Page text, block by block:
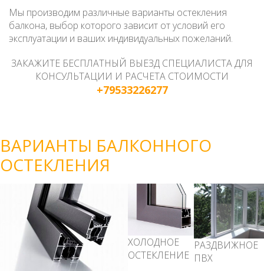
Мы производим различные варианты остекления
балкона, выбор которого зависит от условий его
эксплуатации и ваших индивидуальных пожеланий.
ЗАКАЖИТЕ БЕСПЛАТНЫЙ ВЫЕЗД СПЕЦИАЛИСТА ДЛЯ
КОНСУЛЬТАЦИИ И РАСЧЕТА СТОИМОСТИ
+79533226277
ВАРИАНТЫ БАЛКОННОГО
ОСТЕКЛЕНИЯ
ХОЛОДНОЕ
ОСТЕКЛЕНИЕ
РАЗДВИЖНОЕ
ПВХ